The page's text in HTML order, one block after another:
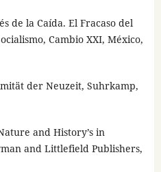
de la Caída. El Fracaso del
Cambio XXI, México,
der Neuzeit, Suhrkamp,
and History’s in
and Littlefield Publishers,